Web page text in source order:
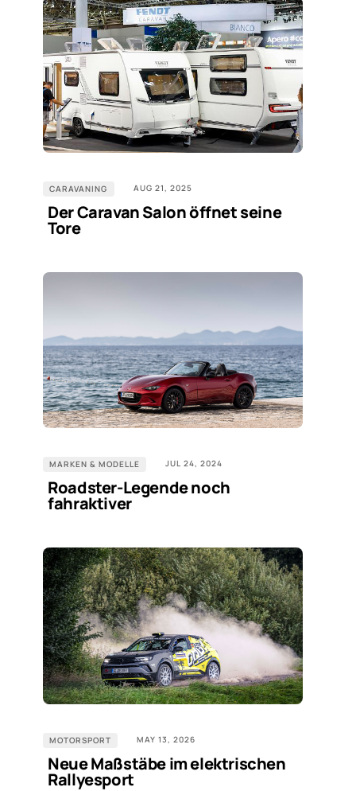
CARAVANING AUG 21, 2025
Der Caravan Salon öffnet seine
Tore
MARKEN & MODELLE JUL 24, 2024
Roadster-Legende noch
fahraktiver
MOTORSPORT MAY 13, 2026
Neue Maßstäbe im elektrischen
Rallyesport